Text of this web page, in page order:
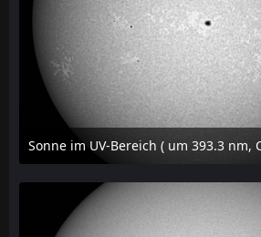
31. Juli 2026 um 20:03